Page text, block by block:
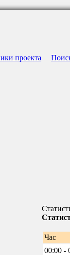
проекта
Час
00:00 -